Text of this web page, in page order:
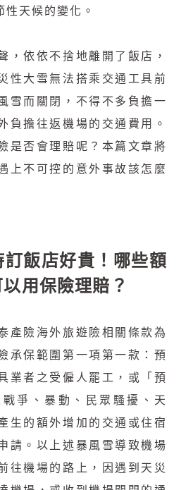
天候的變化。
，依依不捨地離開了飯店，
性大雪無法搭乘交通工具前
雪而關閉，不得不多負擔一
負擔往返機場的交通費用。
是否會理賠呢？本篇文章將
上不可控的意外事故該怎麼
飯店好貴！哪些額
用保險理賠？
產險海外旅遊險相關條款為
承保範圍第一項第一款：預
業者之受僱人罷工，或「預
爭、暴動、民眾騷擾、天
生的額外增加的交通或住宿
請。以上述暴風雪導致機場
往機場的路上，因遇到天災